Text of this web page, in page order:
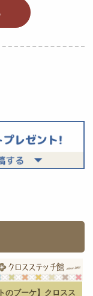
のブーケ】クロスス